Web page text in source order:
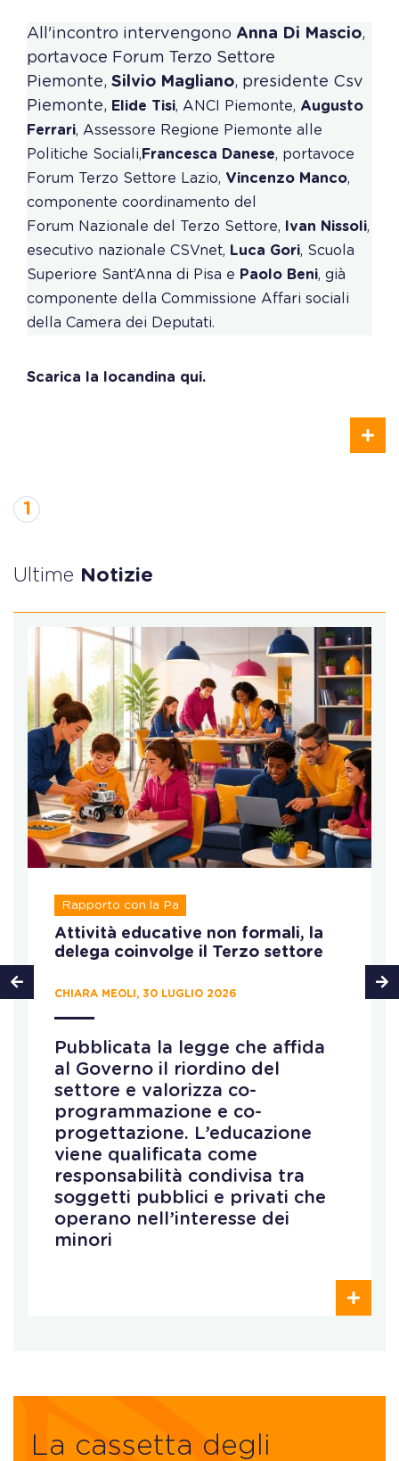
All'incontro intervengono Anna Di Mascio,
portavoce Forum Terzo Settore
Piemonte, Silvio Magliano, presidente Csv
Piemonte, Elide Tisi, ANCI Piemonte, Augusto
Ferrari, Assessore Regione Piemonte alle
Politiche Sociali, Francesca Danese, portavoce
Forum Terzo Settore Lazio, Vincenzo Manco,
componente coordinamento del
Forum Nazionale del Terzo Settore, Ivan Nissoli,
esecutivo nazionale CSVnet, Luca Gori, Scuola
Superiore Sant’Anna di Pisa e Paolo Beni, già
componente della Commissione Affari sociali
della Camera dei Deputati.
Scarica la locandina qui.
1
Ultime Notizie
Rapporto con la Pa
Attività educative non formali, la
delega coinvolge il Terzo settore
CHIARA MEOLI, 30 LUGLIO 2026
Pubblicata la legge che affida
al Governo il riordino del
settore e valorizza co-
programmazione e co-
progettazione. L’educazione
viene qualificata come
responsabilità condivisa tra
soggetti pubblici e privati che
operano nell’interesse dei
minori
La cassetta degli